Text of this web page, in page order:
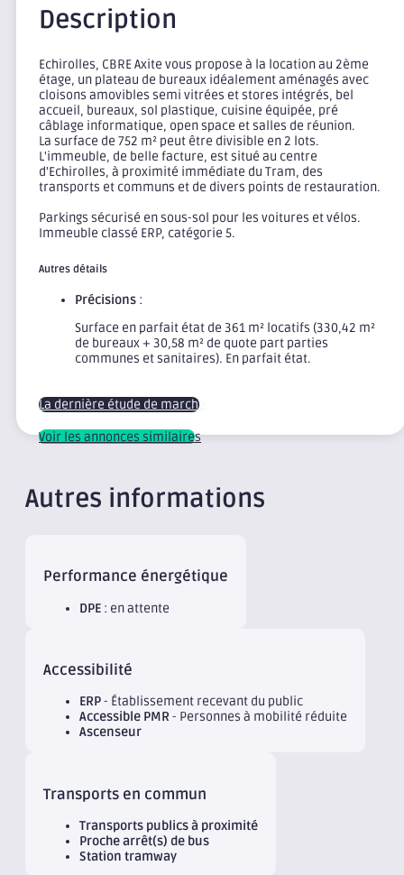
Description
Echirolles, CBRE Axite vous propose à la location au 2ème
étage, un plateau de bureaux idéalement aménagés avec
cloisons amovibles semi vitrées et stores intégrés, bel
accueil, bureaux, sol plastique, cuisine équipée, pré
câblage informatique, open space et salles de réunion.
La surface de 752 m² peut être divisible en 2 lots.
L'immeuble, de belle facture, est situé au centre
d'Echirolles, à proximité immédiate du Tram, des
transports et communs et de divers points de restauration.
Parkings sécurisé en sous-sol pour les voitures et vélos.
Immeuble classé ERP, catégorie 5.
Autres détails
Précisions :
Surface en parfait état de 361 m² locatifs (330,42 m²
de bureaux + 30,58 m² de quote part parties
communes et sanitaires). En parfait état.
La dernière étude de marché
Voir les annonces similaires
Autres informations
Performance énergétique
DPE : en attente
Accessibilité
ERP- Établissement recevant du public
Accessible PMR - Personnes à mobilité réduite
Ascenseur
Transports en commun
Transports publics à proximité
Proche arrêt(s) de bus
Station tramway